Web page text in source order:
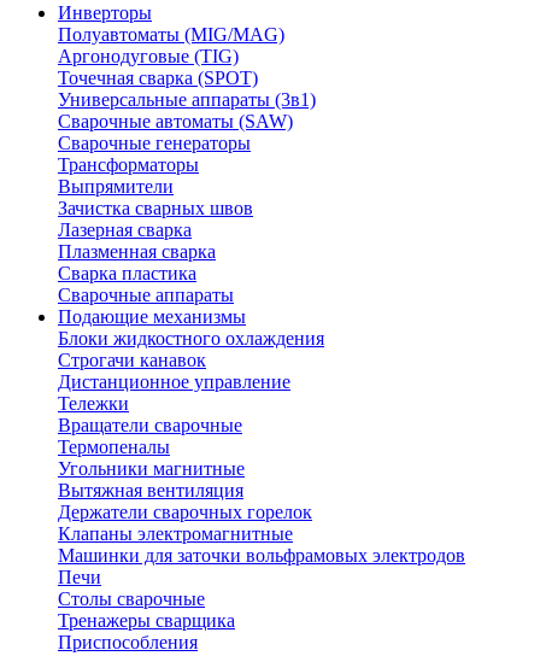
Инверторы
Полуавтоматы (MIG/MAG)
Аргонодуговые (TIG)
Точечная сварка (SPOT)
Универсальные аппараты (3в1)
Сварочные автоматы (SAW)
Сварочные генераторы
Трансформаторы
Выпрямители
Зачистка сварных швов
Лазерная сварка
Плазменная сварка
Сварка пластика
Сварочные аппараты
Подающие механизмы
Блоки жидкостного охлаждения
Строгачи канавок
Дистанционное управление
Тележки
Вращатели сварочные
Термопеналы
Угольники магнитные
Вытяжная вентиляция
Держатели сварочных горелок
Клапаны электромагнитные
Машинки для заточки вольфрамовых электродов
Печи
Столы сварочные
Тренажеры сварщика
Приспособления